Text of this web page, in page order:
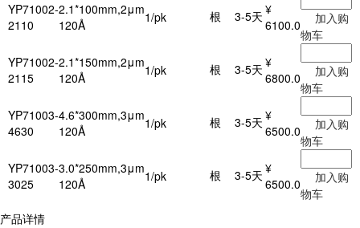
YP71002-
2110
2.1*100mm,2μm
120Å
1/pk 根 3-5天 ¥
6100.0
加入购
物车
YP71002-
2115
2.1*150mm,2μm
120Å
1/pk 根 3-5天 ¥
6800.0
加入购
物车
YP71003-
4630
4.6*300mm,3μm
120Å
1/pk 根 3-5天 ¥
6500.0
加入购
物车
YP71003-
3025
3.0*250mm,3μm
120Å
1/pk 根 3-5天 ¥
6500.0
加入购
物车
产品详情